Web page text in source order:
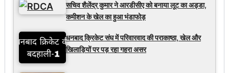
सचिव शैलेंद्र कुमार ने आरडीसीए को बनाया लूट का अड्डा,
कमीशन के खेल का हुआ भंडाफोड़
धनबाद क्रिकेट संघ में परिवारवाद की पराकाष्ठा, खेल और
खिलाड़ियों पर पड़ रहा गहरा असर